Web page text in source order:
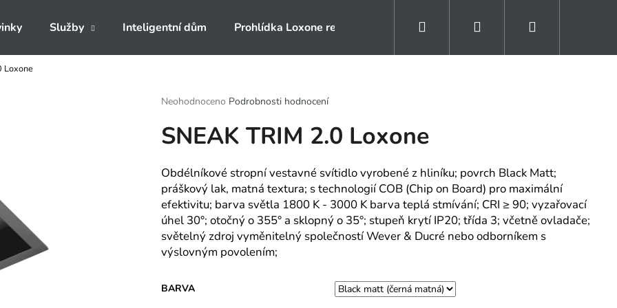
Služby Inteligentní dům Prohlídka Loxone rezidence Kontakty Naše reference
Přihlášení
Loxone
Průměrné
produktu
je
z
5
hvězdiček.
Neohodnoceno Podrobnosti hodnocení
SNEAK TRIM 2.0 Loxone
Obdélníkové stropní vestavné svítidlo vyrobené z hliníku; povrch Black Matt;
práškový lak, matná textura; s technologií COB (Chip on Board) pro maximální
efektivitu; barva světla 1800 K - 3000 K barva teplá stmívání; CRI ≥ 90; vyzařovací
úhel 30°; otočný o 355° a sklopný o 35°; stupeň krytí IP20; třída 3; včetně ovladače;
světelný zdroj vyměnitelný společností Wever & Ducré nebo odborníkem s
výslovným povolením;
BARVA
Co potřebujete najít?
HLEDAT